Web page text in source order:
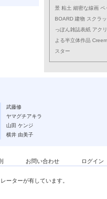
景 粘土 細密な線画 ペ
BOARD 建物 スクラ
っぽん雑誌表紙 アク
よる半立体作品
スター
武藤修
ヤマグチアキラ
山田 ケンジ
横井 由美子
お問い合わせ ログイン
ーターが有しています。